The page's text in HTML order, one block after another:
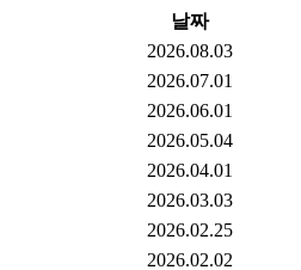
날짜
2026.08.03
2026.07.01
2026.06.01
2026.05.04
2026.04.01
2026.03.03
2026.02.25
2026.02.02